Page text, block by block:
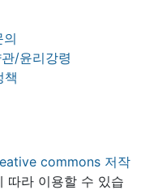
의
/윤리강령
책
commons 저작
따라 이용할 수 있습